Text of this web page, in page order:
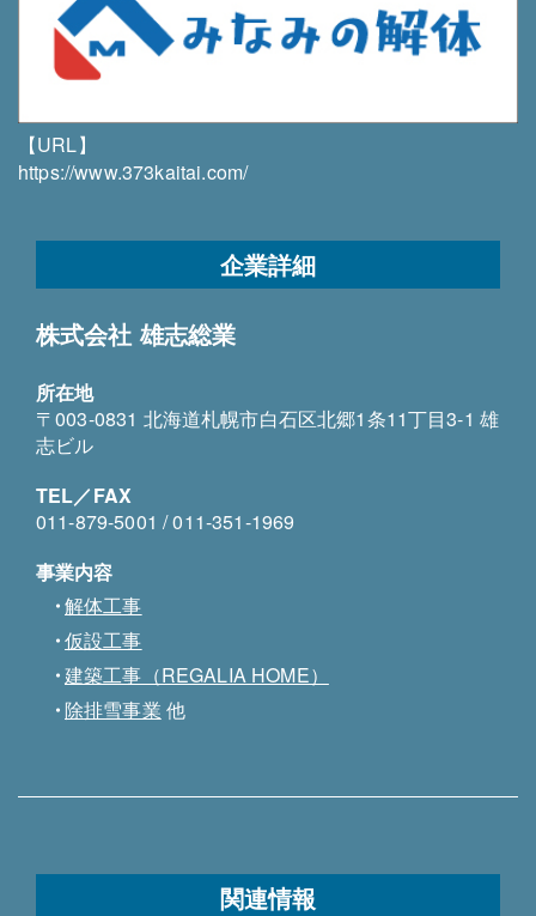
【URL】
https://www.373kaitai.com/
企業詳細
株式会社 雄志総業
所在地
〒003-0831 北海道札幌市白石区北郷1条11丁目3-1 雄
志ビル
TEL／FAX
011-879-5001 / 011-351-1969
事業内容
解体工事
仮設工事
建築工事（REGALIA HOME）
除排雪事業 他
関連情報